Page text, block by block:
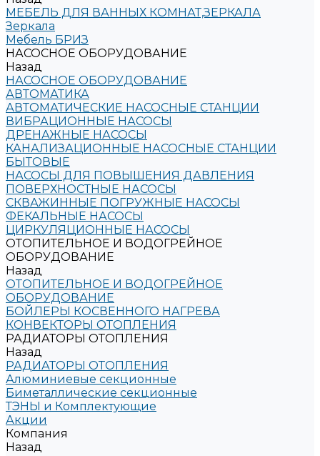
МЕБЕЛЬ ДЛЯ ВАННЫХ КОМНАТ,ЗЕРКАЛА
Зеркала
Мебель БРИЗ
НАСОСНОЕ ОБОРУДОВАНИЕ
Назад
НАСОСНОЕ ОБОРУДОВАНИЕ
АВТОМАТИКА
АВТОМАТИЧЕСКИЕ НАСОСНЫЕ СТАНЦИИ
ВИБРАЦИОННЫЕ НАСОСЫ
ДРЕНАЖНЫЕ НАСОСЫ
КАНАЛИЗАЦИОННЫЕ НАСОСНЫЕ СТАНЦИИ
БЫТОВЫЕ
НАСОСЫ ДЛЯ ПОВЫШЕНИЯ ДАВЛЕНИЯ
ПОВЕРХНОСТНЫЕ НАСОСЫ
СКВАЖИННЫЕ ПОГРУЖНЫЕ НАСОСЫ
ФЕКАЛЬНЫЕ НАСОСЫ
ЦИРКУЛЯЦИОННЫЕ НАСОСЫ
ОТОПИТЕЛЬНОЕ И ВОДОГРЕЙНОЕ
ОБОРУДОВАНИЕ
Назад
ОТОПИТЕЛЬНОЕ И ВОДОГРЕЙНОЕ
ОБОРУДОВАНИЕ
БОЙЛЕРЫ КОСВЕННОГО НАГРЕВА
КОНВЕКТОРЫ ОТОПЛЕНИЯ
РАДИАТОРЫ ОТОПЛЕНИЯ
Назад
РАДИАТОРЫ ОТОПЛЕНИЯ
Алюминиевые секционные
Биметаллические секционные
ТЭНЫ и Комплектующие
Акции
Компания
Назад